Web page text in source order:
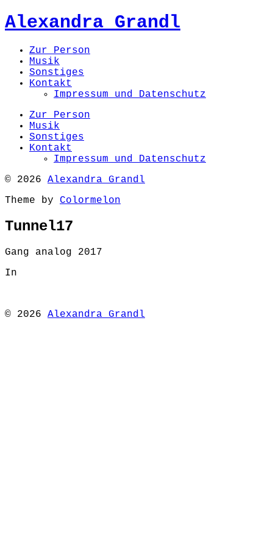
Alexandra Grandl
Zur Person
Musik
Sonstiges
Kontakt
Impressum und Datenschutz
Zur Person
Musik
Sonstiges
Kontakt
Impressum und Datenschutz
© 2026 Alexandra Grandl
Theme by Colormelon
Tunnel17
Gang analog 2017
In
© 2026 Alexandra Grandl